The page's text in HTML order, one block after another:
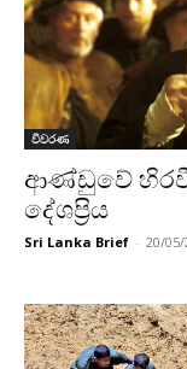
විවරණ
ආණ්ඩුවේ
දේශප්‍රිය
Sri Lanka Brief - 20/05/